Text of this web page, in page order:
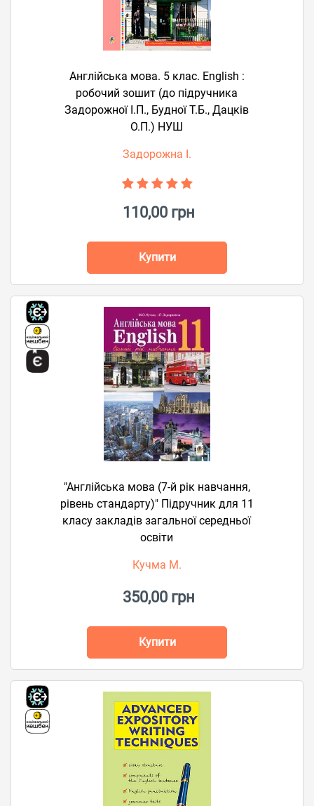
Англійська мова. 5 клас. English :
робочий зошит (до підручника
Задорожної І.П., Будної Т.Б., Дацків
О.П.) НУШ
Задорожна І.
110,00 грн
Купити
"Англійська мова (7-й рік навчання,
рівень стандарту)" Підручник для 11
класу закладів загальної середньої
освіти
Кучма М.
350,00 грн
Купити